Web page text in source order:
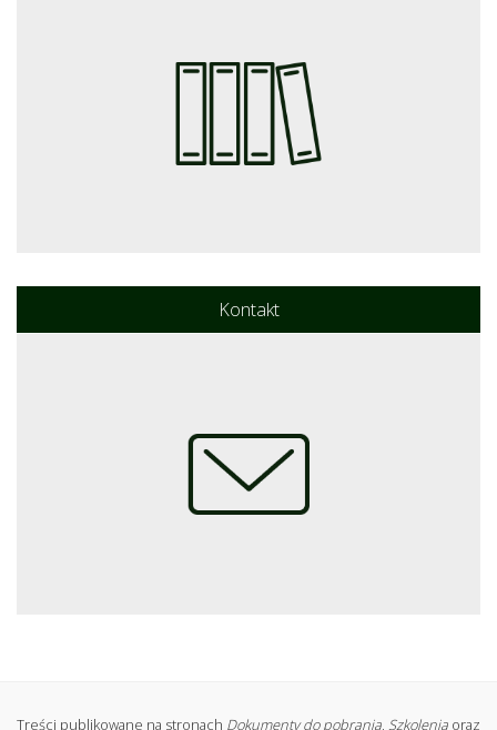
Kontakt
Treści publikowane na stronach Dokumenty do pobrania, Szkolenia oraz